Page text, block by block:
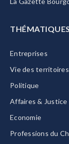
THÉMATIQUES
Entreprises
Vie des territoires
Politique
Affaires & Justice
Economie
Professions du